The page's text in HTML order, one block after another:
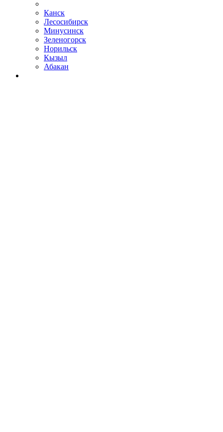
Канск
Лесосибирск
Минусинск
Зеленогорск
Норильск
Кызыл
Абакан